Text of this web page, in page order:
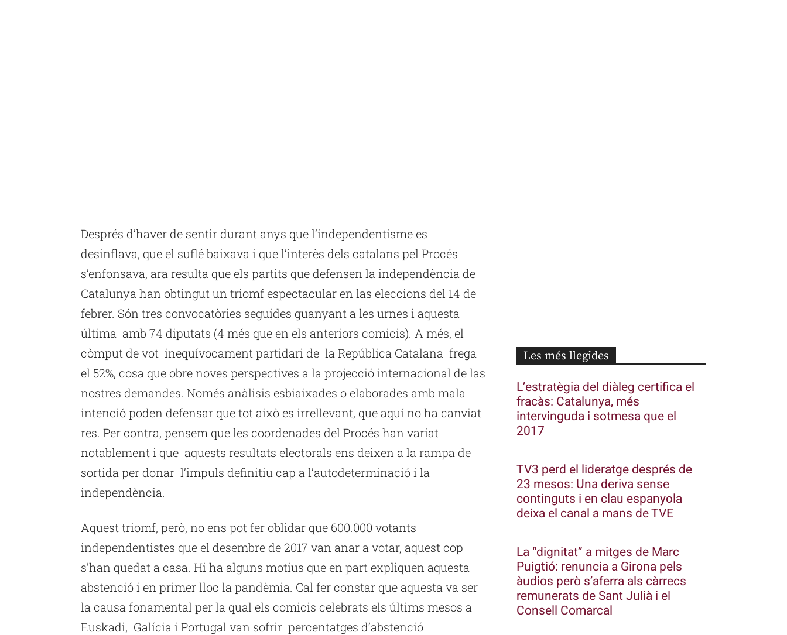
Després d’haver de sentir durant anys que l’independentisme es
desinflava, que el suflé baixava i que l’interès dels catalans pel Procés
s’enfonsava, ara resulta que els partits que defensen la independència de
Catalunya han obtingut un triomf espectacular en las eleccions del 14 de
febrer. Són tres convocatòries seguides guanyant a les urnes i aquesta
última amb 74 diputats (4 més que en els anteriors comicis). A més, el
còmput de vot inequívocament partidari de la República Catalana frega
el 52%, cosa que obre noves perspectives a la projecció internacional de las
nostres demandes. Només anàlisis esbiaixades o elaborades amb mala
intenció poden defensar que tot això es irrellevant, que aquí no ha canviat
res. Per contra, pensem que les coordenades del Procés han variat
notablement i que aquests resultats electorals ens deixen a la rampa de
sortida per donar l’impuls definitiu cap a l’autodeterminació i la
independència.
Aquest triomf, però, no ens pot fer oblidar que 600.000 votants
independentistes que el desembre de 2017 van anar a votar, aquest cop
s’han quedat a casa. Hi ha alguns motius que en part expliquen aquesta
abstenció i en primer lloc la pandèmia. Cal fer constar que aquesta va ser
la causa fonamental per la qual els comicis celebrats els últims mesos a
Euskadi, Galícia i Portugal van sofrir percentatges d’abstenció
Les més llegides
L’estratègia del diàleg certifica el
fracàs: Catalunya, més
intervinguda i sotmesa que el
2017
TV3 perd el lideratge després de
23 mesos: Una deriva sense
continguts i en clau espanyola
deixa el canal a mans de TVE
La “dignitat” a mitges de Marc
Puigtió: renuncia a Girona pels
àudios però s’aferra als càrrecs
remunerats de Sant Julià i el
Consell Comarcal